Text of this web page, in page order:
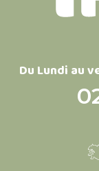
Du Lundi au